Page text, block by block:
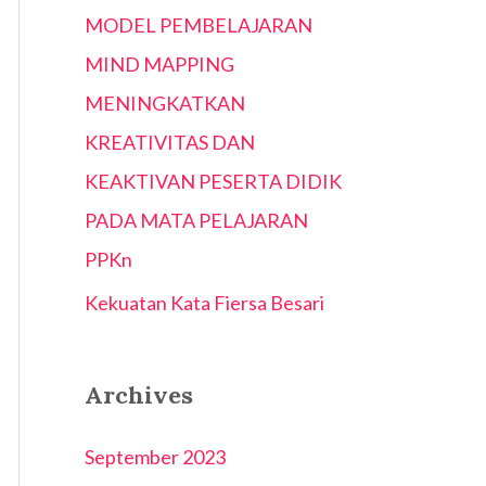
MODEL PEMBELAJARAN
MIND MAPPING
MENINGKATKAN
KREATIVITAS DAN
KEAKTIVAN PESERTA DIDIK
PADA MATA PELAJARAN
PPKn
Kekuatan Kata Fiersa Besari
Archives
September 2023